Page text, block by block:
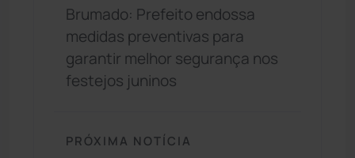
Brumado: Prefeito endossa
medidas preventivas para
garantir melhor segurança nos
festejos juninos
PRÓXIMA NOTÍCIA